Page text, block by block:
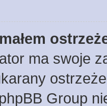
ma swoje
Group